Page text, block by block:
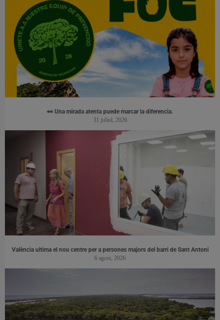
👀 Una mirada atenta puede marcar la diferencia.
31 juliol, 2026
València ultima el nou centre per a persones majors del barri de Sant Antoni
6 agost, 2026